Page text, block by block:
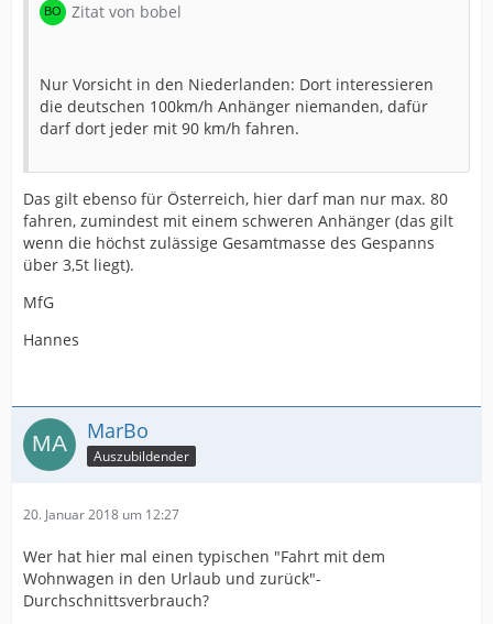
Zitat von bobel
Nur Vorsicht in den Niederlanden: Dort interessieren
die deutschen 100km/h Anhänger niemanden, dafür
darf dort jeder mit 90 km/h fahren.
Das gilt ebenso für Österreich, hier darf man nur max. 80
fahren, zumindest mit einem schweren Anhänger (das gilt
wenn die höchst zulässige Gesamtmasse des Gespanns
über 3,5t liegt).
MfG
Hannes
MarBo
Auszubildender
20. Januar 2018 um 12:27
Wer hat hier mal einen typischen "Fahrt mit dem
Wohnwagen in den Urlaub und zurück"-
Durchschnittsverbrauch?